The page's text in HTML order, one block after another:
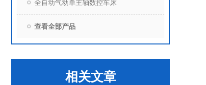
全自动气动单主轴数控车床
查看全部产品
相关文章